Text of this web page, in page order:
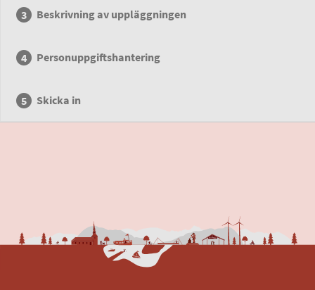
Beskrivning av uppläggningen
Personuppgiftshantering
Skicka in